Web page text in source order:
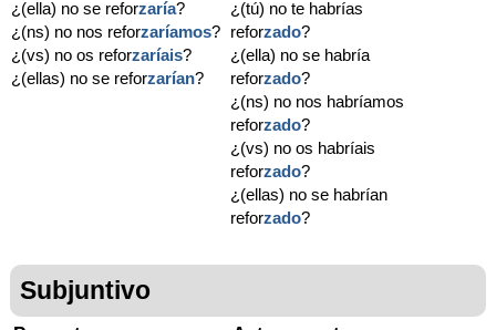
¿(ella) no se reforzaría?
¿(ns) no nos reforzaríamos?
¿(vs) no os reforzaríais?
¿(ellas) no se reforzarían?
¿(tú) no te habrías
reforzado?
¿(ella) no se habría
reforzado?
¿(ns) no nos habríamos
reforzado?
¿(vs) no os habríais
reforzado?
¿(ellas) no se habrían
reforzado?
Subjuntivo